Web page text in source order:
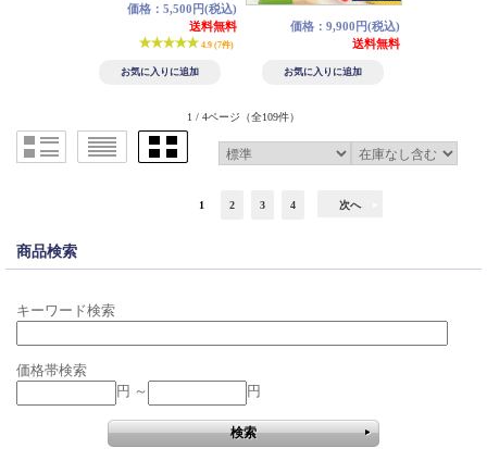
価格：5,500円(税込)
送料無料
4.9 (7件)
価格：9,900円(税込)
送料無料
1 / 4ページ （全109件）
1 2 3 4 次へ
商品検索
キーワード検索
価格帯検索
円 ～
円